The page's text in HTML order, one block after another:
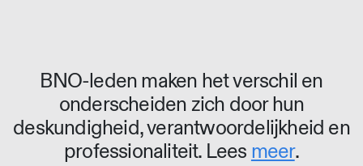
BNO-leden maken het verschil en
onderscheiden zich door hun
deskundigheid, verantwoordelijkheid en
professionaliteit. Lees meer.